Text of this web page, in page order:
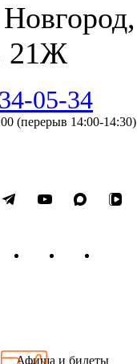
21Ж
05-34
(перерыв 14:00-14:30)
Афиша и билеты